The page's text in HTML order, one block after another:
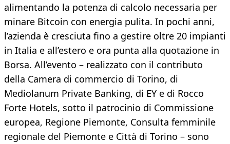
alimentando la potenza di calcolo necessaria per
minare Bitcoin con energia pulita. In pochi anni,
l’azienda è cresciuta fino a gestire oltre 20 impianti
in Italia e all’estero e ora punta alla quotazione in
Borsa. All’evento – realizzato con il contributo
della Camera di commercio di Torino, di
Mediolanum Private Banking, di EY e di Rocco
Forte Hotels, sotto il patrocinio di Commissione
europea, Regione Piemonte, Consulta femminile
regionale del Piemonte e Città di Torino – sono